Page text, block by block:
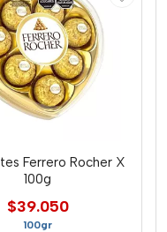
Ferrero Rocher X
100g
$39.050
100gr